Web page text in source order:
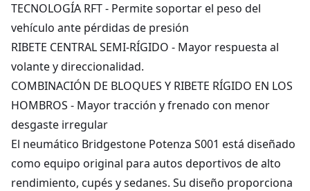
TECNOLOGÍA RFT - Permite soportar el peso del
vehículo ante pérdidas de presión
RIBETE CENTRAL SEMI-RÍGIDO - Mayor respuesta al
volante y direccionalidad.
COMBINACIÓN DE BLOQUES Y RIBETE RÍGIDO EN LOS
HOMBROS - Mayor tracción y frenado con menor
desgaste irregular
El neumático Bridgestone Potenza S001 está diseñado
como equipo original para autos deportivos de alto
rendimiento, cupés y sedanes. Su diseño proporciona